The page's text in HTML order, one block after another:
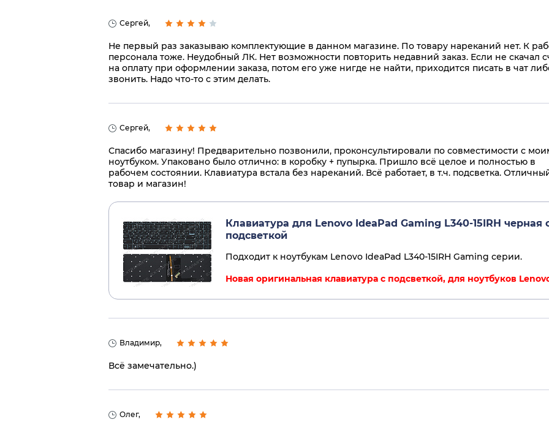
Сергей,
Не первый раз заказываю комплектующие в данном магазине. По товару нареканий нет. К
персонала тоже. Неудобный ЛК. Нет возможности повторить недавний заказ. Если не скачал
на оплату при оформлении заказа, потом его уже нигде не найти, приходится писать в чат
звонить. Надо что-то с этим делать.
Сергей,
Спасибо магазину! Предварительно позвонили, проконсультировали по совместимости с
ноутбуком. Упаковано было отлично: в коробку + пупырка. Пришло всё целое и полностью в
рабочем состоянии. Клавиатура встала без нареканий. Всё работает, в т.ч. подсветка.
товар и магазин!
Клавиатура для Lenovo IdeaPad Gaming L340-15IRH черная
подсветкой
Подходит к ноутбукам Lenovo IdeaPad L340-15IRH Gaming серии.
Новая оригинальная клавиатура с подсветкой, для ноутбуков
Владимир,
Всё замечательно.)
Олег,